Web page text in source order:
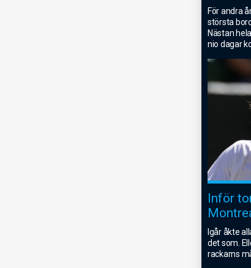
För andra
största
Nästan
nio dagar
Inför
Igår åkte
det som.
rackarns